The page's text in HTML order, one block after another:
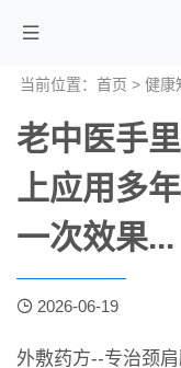
当前位置： 首页 > 健康
老中医手
上应用多
一次效果...
2026-06-19
外敷药方--专治颈